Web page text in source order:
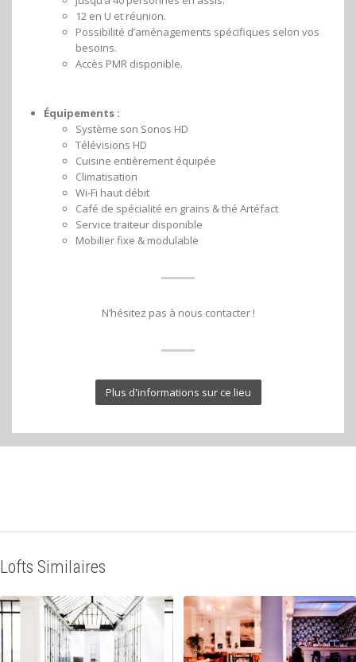
12 en U et réunion.
Possibilité d’aménagements spécifiques selon vos
besoins.
Accès PMR disponible.
Équipements :
Système son Sonos HD
Télévisions HD
Cuisine entièrement équipée
Climatisation
Wi-Fi haut débit
Café de spécialité en grains & thé Artéfact
Service traiteur disponible
Mobilier fixe & modulable
N’hésitez pas à nous contacter !
Plus d'informations sur ce lieu
Lofts Similaires